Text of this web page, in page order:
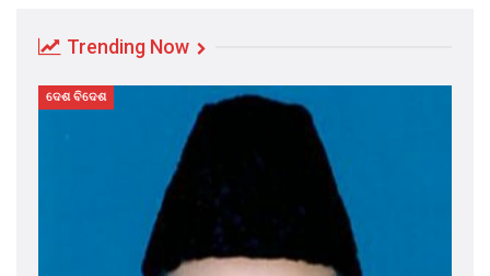
Trending Now
ଦେଶ ବିଦେଶ